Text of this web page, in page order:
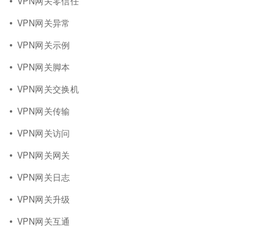
VPN网关异常
VPN网关示例
VPN网关脚本
VPN网关交换机
VPN网关传输
VPN网关访问
VPN网关网关
VPN网关日志
VPN网关升级
VPN网关互通